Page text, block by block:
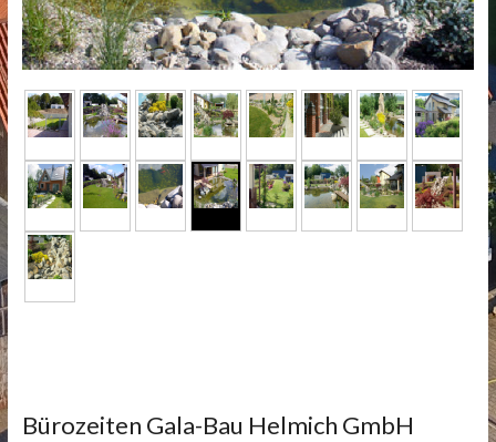
Bürozeiten Gala-Bau Helmich GmbH